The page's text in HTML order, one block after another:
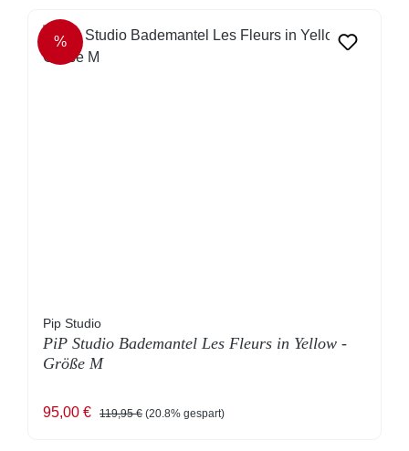
RABATT
%
Pip Studio
PiP Studio Bademantel Les Fleurs in Yellow -
Größe M
Verkaufspreis:
95,00 € Regulärer Preis:
119,95 € (20.8% gespart)